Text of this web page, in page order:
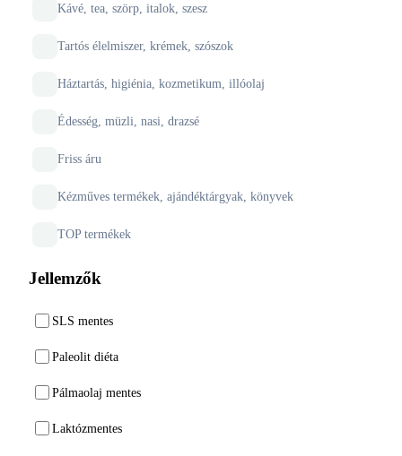
Kávé, tea, szörp, italok, szesz
Tartós élelmiszer, krémek, szószok
Háztartás, higiénia, kozmetikum, illóolaj
Édesség, müzli, nasi, drazsé
Friss áru
Kézműves termékek, ajándéktárgyak, könyvek
TOP termékek
Jellemzők
SLS mentes
Paleolit diéta
Pálmaolaj mentes
Laktózmentes